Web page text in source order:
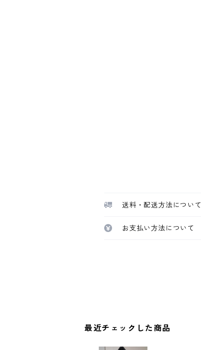
送料・配送方法について
お支払い方法について
最近チェックした商品